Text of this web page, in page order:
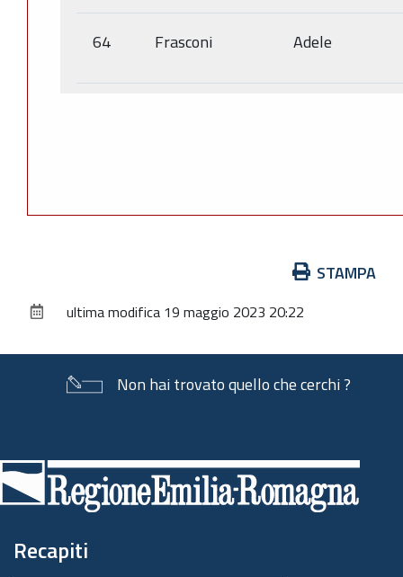
64 Frasconi Adele
documento
STAMPA
ultima modifica 19 maggio 2023 20:22
Non hai trovato quello che cerchi ?
di
pagina
Recapiti